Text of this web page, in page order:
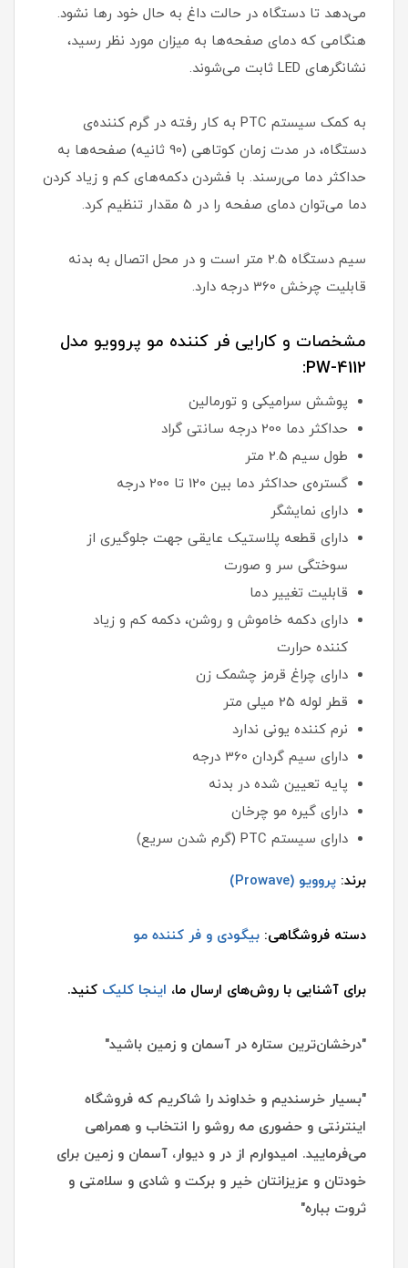
می‌دهد تا دستگاه در حالت داغ به حال خود رها نشود.
هنگامی که دمای صفحه‌ها به میزان مورد نظر رسید،
نشانگرهای LED ثابت می‌شوند.
به کمک سیستم PTC به کار رفته در گرم کننده‌ی
دستگاه، در مدت زمان کوتاهی (90 ثانیه) صفحه‌ها به
حداکثر دما می‌رسند. با فشردن دکمه‌های کم و زیاد کردن
دما می‌توان دمای صفحه را در 5 مقدار تنظیم کرد.
سیم دستگاه 2.5 متر است و در محل اتصال به بدنه
قابلیت چرخش 360 درجه دارد.
مشخصات و کارایی فر کننده مو پروویو مدل
PW-4112:
پوشش سرامیکی و تورمالین
حداکثر دما 200 درجه سانتی گراد
طول سیم 2.5 متر
گستره‌ی حداکثر دما بین 120 تا 200 درجه
دارای نمایشگر
دارای قطعه پلاستیک عایقی جهت جلوگیری از
سوختگی سر و صورت
قابلیت تغییر دما
دارای دکمه خاموش و روشن، دکمه کم و زیاد
کننده حرارت
دارای چراغ قرمز چشمک زن
قطر لوله 25 میلی متر
نرم کننده یونی ندارد
دارای سیم گردان 360 درجه
پایه تعیین شده در بدنه
دارای گیره مو چرخان
دارای سیستم PTC (گرم شدن سریع)
برند: پروویو (Prowave)
دسته فروشگاهی: بیگودی و فر کننده مو
برای آشنایی با روش‌های ارسال ما، اینجا کلیک کنید.
"درخشان‌ترین ستاره در آسمان و زمین باشید"
"بسیار خرسندیم و خداوند را شاکریم که فروشگاه
اینترنتی و حضوری مه روشو را انتخاب و همراهی
می‌فرمایید. امیدوارم از در و دیوار، آسمان و زمین برای
خودتان و عزیزانتان خیر و برکت و شادی و سلامتی و
ثروت بباره"